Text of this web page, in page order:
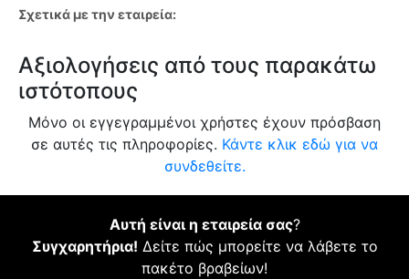
Σχετικά με την εταιρεία:
Αξιολογήσεις από τους παρακάτω
ιστότοπους
Μόνο οι εγγεγραμμένοι χρήστες έχουν πρόσβαση
σε αυτές τις πληροφορίες. Κάντε κλικ εδώ για να
συνδεθείτε.
Αυτή είναι η εταιρεία σας?
Συγχαρητήρια! Δείτε πώς μπορείτε να λάβετε το
πακέτο βραβείων!